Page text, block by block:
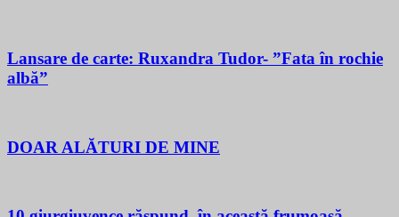
Lansare de carte: Ruxandra Tudor- ”Fata în rochie
albă”
DOAR ALĂTURI DE MINE